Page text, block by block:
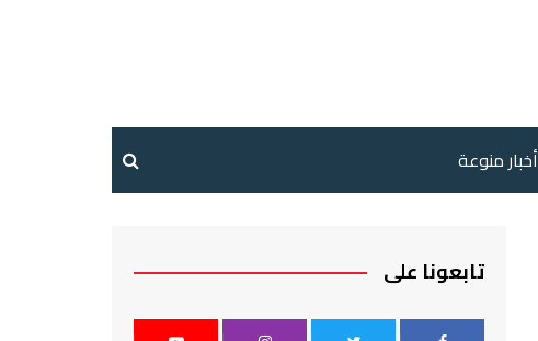
أخبار منوعة
تابعونا على